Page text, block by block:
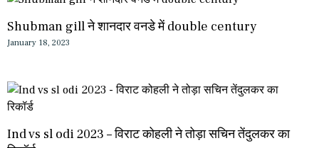
Shubman gill ने शानदार वनडे में double century
January 18, 2023
Ind vs sl odi 2023 – विराट कोहली ने तोड़ा सचिन तेंदुलकर का